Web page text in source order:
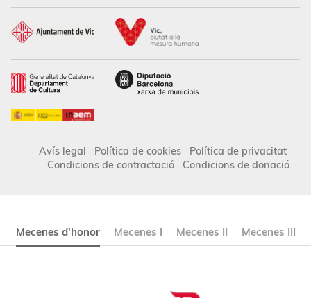
Avís legal Política de cookies
Política de privacitat
Condicions de contractació
Condicions de donació
Mecenes d'honor Mecenes I Mecenes II Mecenes III